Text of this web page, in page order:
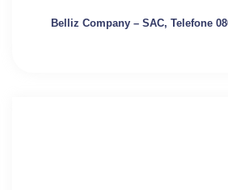
Belliz Company – SAC, Telefone